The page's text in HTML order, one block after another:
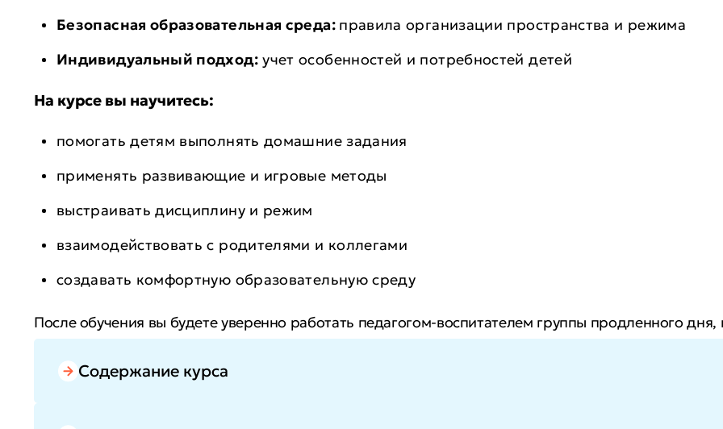
Безопасная образовательная среда: правила организации пространства и режима
Индивидуальный подход:учет особенностей и потребностей детей
На курсе вы научитесь:
помогать детям выполнять домашние задания
применять развивающие и игровые методы
выстраивать дисциплину и режим
взаимодействовать с родителями и коллегами
создавать комфортную образовательную среду
После обучения вы будете уверенно работать педагогом-воспитателем группы продленного
социальным педагогом. Вы укрепите профессиональные позиции, расширите карьерные
ценным компетенциям.
Содержание курса